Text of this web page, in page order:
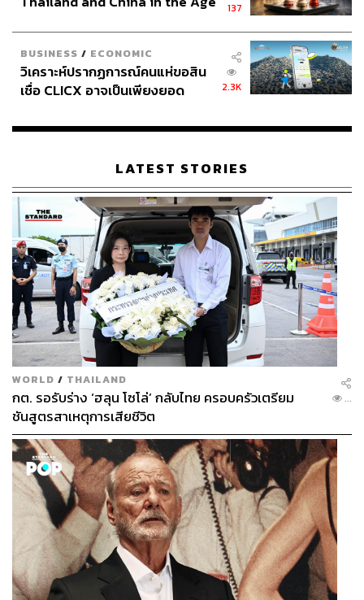
137
BUSINESS / ECONOMIC
วิเคราะห์ปรากฏการณ์คนแห่ขอสิน
เชื่อ CLICX อาจเป็นเพียงยอด
เรือนไทยที่ถูกซุกไว้
2.3K
LATEST STORIES
WORLD / THAILAND
กต. รอรับร่าง ‘ฮลุน โซโล่’ กลับไทย ครอบครัวเตรียม
ชันสูตรสาเหตุการเสียชีวิต
...